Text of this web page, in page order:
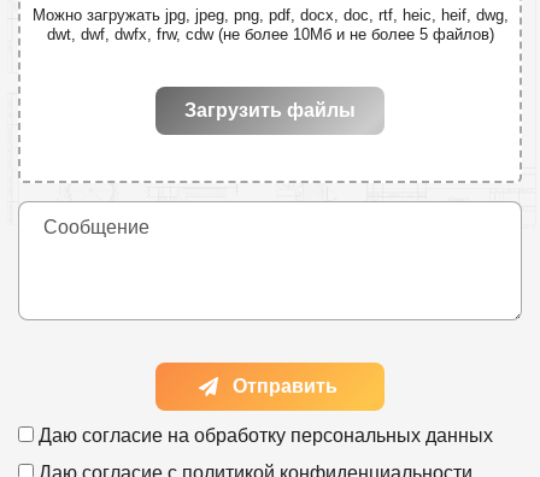
Можно загружать jpg, jpeg, png, pdf, docx, doc, rtf, heic, heif, dwg,
dwt, dwf, dwfx, frw, cdw (не более 10Мб и не более 5 файлов)
Загрузить файлы
Отправить
Даю согласие на обработку персональных данных